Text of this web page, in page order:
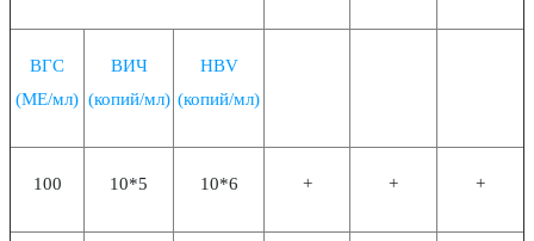
ВГС
(МЕ/мл)
ВИЧ
(копий/мл)
HBV
(копий/мл)
100 10*5 10*6 + + +